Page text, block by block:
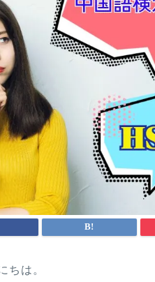
ちは。